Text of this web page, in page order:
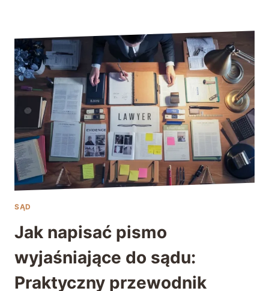
SĄD
Jak napisać pismo
wyjaśniające do sądu:
Praktyczny przewodnik